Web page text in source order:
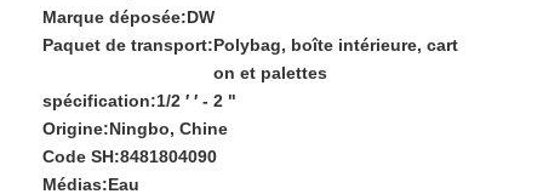
Marque déposée:DW
Paquet de transport:Polybag, boîte intérieure, cart
on et palettes
spécification:1/2 ′ ′ - 2 "
Origine:Ningbo, Chine
Code SH:8481804090
Médias:Eau